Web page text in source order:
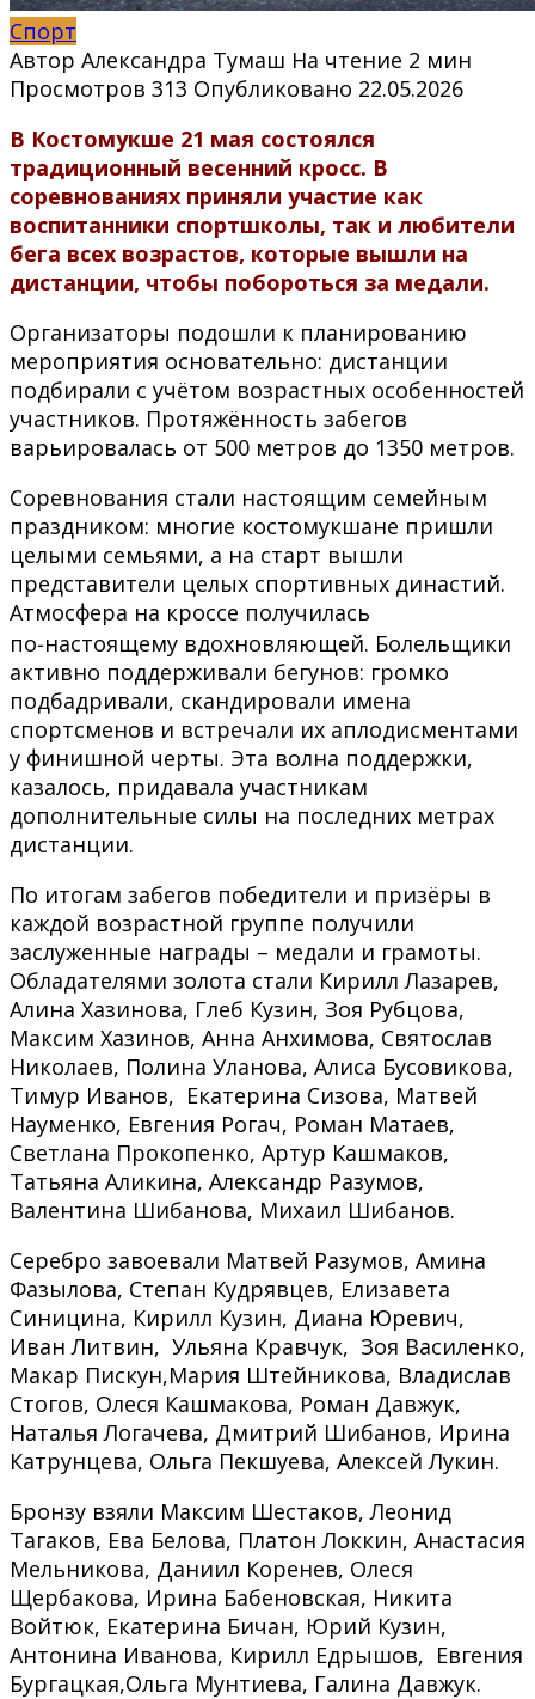
Спорт
Автор Александра Тумаш На чтение 2 мин
Просмотров 313 Опубликовано 22.05.2026
В Костомукше 21 мая состоялся
традиционный весенний кросс. В
соревнованиях приняли участие как
воспитанники спортшколы, так и любители
бега всех возрастов, которые вышли на
дистанции, чтобы побороться за медали.
Организаторы подошли к планированию
мероприятия основательно: дистанции
подбирали с учётом возрастных особенностей
участников. Протяжённость забегов
варьировалась от 500 метров до 1350 метров.
Соревнования стали настоящим семейным
праздником: многие костомукшане пришли
целыми семьями, а на старт вышли
представители целых спортивных династий.
Атмосфера на кроссе получилась
по‑настоящему вдохновляющей. Болельщики
активно поддерживали бегунов: громко
подбадривали, скандировали имена
спортсменов и встречали их аплодисментами
у финишной черты. Эта волна поддержки,
казалось, придавала участникам
дополнительные силы на последних метрах
дистанции.
По итогам забегов победители и призёры в
каждой возрастной группе получили
заслуженные награды – медали и грамоты.
Обладателями золота стали Кирилл Лазарев,
Алина Хазинова, Глеб Кузин, Зоя Рубцова,
Максим Хазинов, Анна Анхимова, Святослав
Николаев, Полина Уланова, Алиса Бусовикова,
Тимур Иванов, Екатерина Сизова, Матвей
Науменко, Евгения Рогач, Роман Матаев,
Светлана Прокопенко, Артур Кашмаков,
Татьяна Аликина, Александр Разумов,
Валентина Шибанова, Михаил Шибанов.
Серебро завоевали Матвей Разумов, Амина
Фазылова, Степан Кудрявцев, Елизавета
Синицина, Кирилл Кузин, Диана Юревич,
Иван Литвин, Ульяна Кравчук, Зоя Василенко,
Макар Пискун,Мария Штейникова, Владислав
Стогов, Олеся Кашмакова, Роман Давжук,
Наталья Логачева, Дмитрий Шибанов, Ирина
Катрунцева, Ольга Пекшуева, Алексей Лукин.
Бронзу взяли Максим Шестаков, Леонид
Тагаков, Ева Белова, Платон Локкин, Анастасия
Мельникова, Даниил Коренев, Олеся
Щербакова, Ирина Бабеновская, Никита
Войтюк, Екатерина Бичан, Юрий Кузин,
Антонина Иванова, Кирилл Едрышов, Евгения
Бургацкая,Ольга Мунтиева, Галина Давжук.